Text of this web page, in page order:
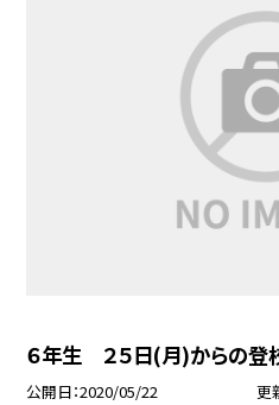
６年生 ２５日(月)からの登
公開日 2020/05/22 更